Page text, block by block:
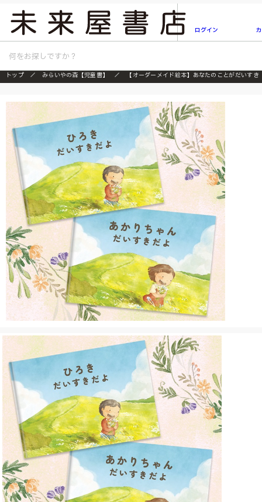
『ONE PIECE magazine 021 ONE PIECEカード付き同
ログイン
トップ みらいやの森【児童書】 【オーダーメイド絵本】あなたのことがだいすき